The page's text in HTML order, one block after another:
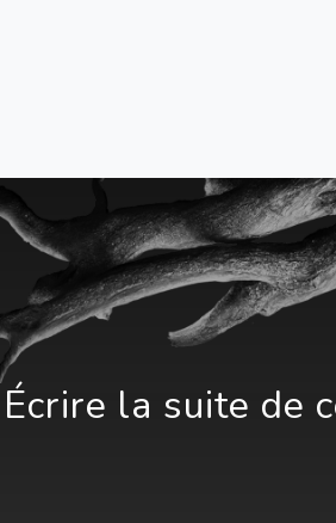
Écrire la suite de